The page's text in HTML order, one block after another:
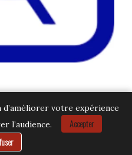
votre expérience
l’audience.
Accepter